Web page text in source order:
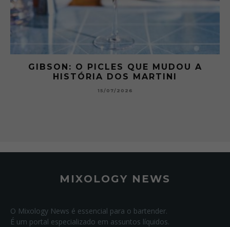
GIBSON: O PICLES QUE MUDOU A
HISTÓRIA DOS MARTINI
15/07/2026
MIXOLOGY NEWS
O Mixology News é essencial para o bartender.
É um portal especializado em assuntos líquidos.